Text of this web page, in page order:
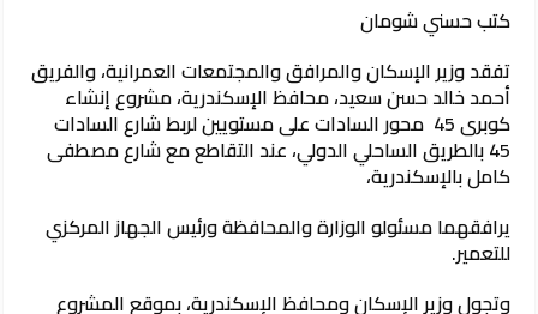
كتب حسني شومان
تفقد وزير الإسكان والمرافق والمجتمعات العمرانية، والفريق
أحمد خالد حسن سعيد، محافظ الإسكندرية، مشروع إنشاء
كوبرى 45 محور السادات على مستويين لربط شارع السادات
45 بالطريق الساحلي الدولي، عند التقاطع مع شارع مصطفى
كامل بالإسكندرية،
يرافقهما مسئولو الوزارة والمحافظة ورئيس الجهاز المركزي
للتعمير.
وتجول وزير الإسكان ومحافظ الإسكندرية، بموقع المشروع